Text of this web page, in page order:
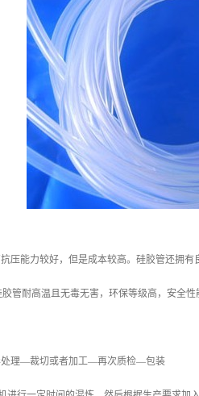
压能力较好，但是成本较高。硅胶管还拥
管耐高温且无毒无害，环保等级高，安全
理—裁切或者加工—再次质检—包装